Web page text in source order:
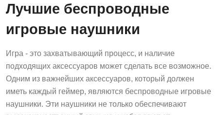
Лучшие беспроводные
игровые наушники
Игра - это захватывающий процесс, и наличие
подходящих аксессуаров может сделать все возможное.
Одним из важнейших аксессуаров, который должен
иметь каждый геймер, являются беспроводные игровые
наушники. Эти наушники не только обеспечивают